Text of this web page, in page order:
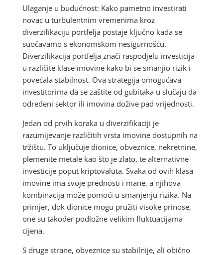
Ulaganje u budućnost: Kako pametno investirati
novac u turbulentnim vremenima kroz
diverzifikaciju portfelja postaje ključno kada se
suočavamo s ekonomskom nesigurnošću.
Diverzifikacija portfelja znači raspodjelu investicija
u različite klase imovine kako bi se smanjio rizik i
povećala stabilnost. Ova strategija omogućava
investitorima da se zaštite od gubitaka u slučaju da
određeni sektor ili imovina dožive pad vrijednosti.
Jedan od prvih koraka u diverzifikaciji je
razumijevanje različitih vrsta imovine dostupnih na
tržištu. To uključuje dionice, obveznice, nekretnine,
plemenite metale kao što je zlato, te alternativne
investicije poput kriptovaluta. Svaka od ovih klasa
imovine ima svoje prednosti i mane, a njihova
kombinacija može pomoći u smanjenju rizika. Na
primjer, dok dionice mogu pružiti visoke prinose,
one su također podložne velikim fluktuacijama
cijena.
S druge strane, obveznice su stabilnije, ali obično